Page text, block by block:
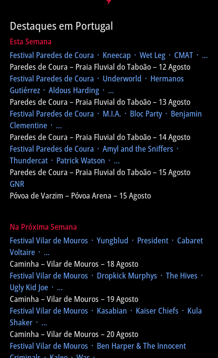
Destaques em Portugal
Esta Semana
Festival Paredes de Coura ᛫ Kneecap ᛫ Wet Leg ᛫ CMAT ᛫ ...
Paredes de Coura – Praia Fluvial do Taboão – 12 Agosto
Festival Paredes de Coura ᛫ Underworld ᛫ Hermanos
Gutiérrez ᛫ Aldous Harding ᛫ ...
Paredes de Coura – Praia Fluvial do Taboão – 13 Agosto
Festival Paredes de Coura ᛫ M.I.A. ᛫ Bloc Party ᛫ Benjamin
Clementine ᛫ ...
Paredes de Coura – Praia Fluvial do Taboão – 14 Agosto
Festival Paredes de Coura ᛫ Amyl and the Sniffers ᛫
Thundercat ᛫ Patrick Watson ᛫ ...
Paredes de Coura – Praia Fluvial do Taboão – 15 Agosto
GNR
Póvoa de Varzim – Póvoa Arena – 15 Agosto
Na Próxima Semana
Festival Vilar de Mouros ᛫ Yungblud ᛫ President ᛫ Cabaret
Voltaire ᛫ ...
Caminha – Vilar de Mouros – 18 Agosto
Festival Vilar de Mouros ᛫ Dropkick Murphys ᛫ The Hives ᛫
Ugly Kid Joe ᛫ ...
Caminha – Vilar de Mouros – 19 Agosto
Festival Vilar de Mouros ᛫ Kasabian ᛫ Kaiser Chiefs ᛫ Kula
Shaker ᛫ ...
Caminha – Vilar de Mouros – 20 Agosto
Festival Vilar de Mouros ᛫ Ben Harper & The Innocent